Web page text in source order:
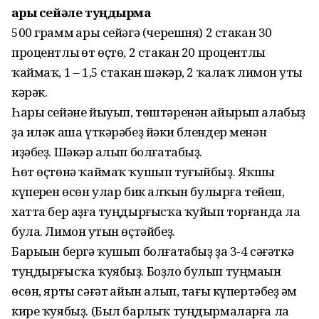
Һары сейәле туңдырма
500 грамм һары сейәгә (черешня) 2 стакан 30
процентлы һөт өҫтө, 2 стакан 20 процентлы
ҡаймаҡ, 1 – 1,5 стакан шәкәр, 2 ҡалаҡ лимон һуты
кәрәк.
Һары сейәне йыуып, төштәренән айырып алабыҙ
ҙа иләк аша үткәрәбеҙ йәки блендер менән
иҙәбеҙ. Шәкәр һалып болғатабыҙ.
Һөт өҫтөнә ҡаймаҡ ҡушып туғыйбыҙ. Яҡшы
күперһен өсөн улар бик һалҡын булырға тейеш,
хатта бер аҙға туңдырғысҡа ҡуйып торғанда ла
була. Лимон һутын өҫтәйбеҙ.
Барыһын бергә ҡушып болғатабыҙ ҙа 3-4 сәғәткә
туңдырғысҡа ҡуябыҙ. Боҙло булып туңмаһын
өсөн, ярты сәғәт һайын алып, тағы күпертәбеҙ һәм
кире ҡуябыҙ. (Был барлыҡ туңдырмаларға ла